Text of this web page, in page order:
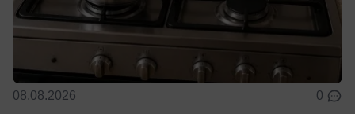
08.08.2026 0